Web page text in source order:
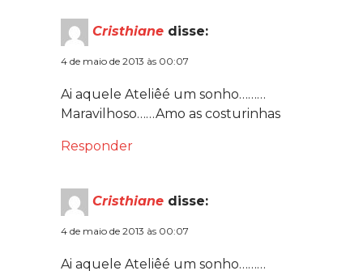
Cristhiane disse:
4 de maio de 2013 às 00:07
Ai aquele Ateliêé um sonho………
Maravilhoso……Amo as costurinhas
Responder
Cristhiane disse:
4 de maio de 2013 às 00:07
Ai aquele Ateliêé um sonho………